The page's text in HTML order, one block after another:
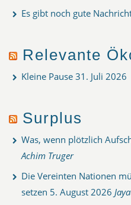
Es gibt noch gute
Relevante
Kleine Pause 31. Juli 2026
Surplus
Was, wenn plötzlich
Achim Truger
Die Vereinten Nationen
setzen 5. August 2026